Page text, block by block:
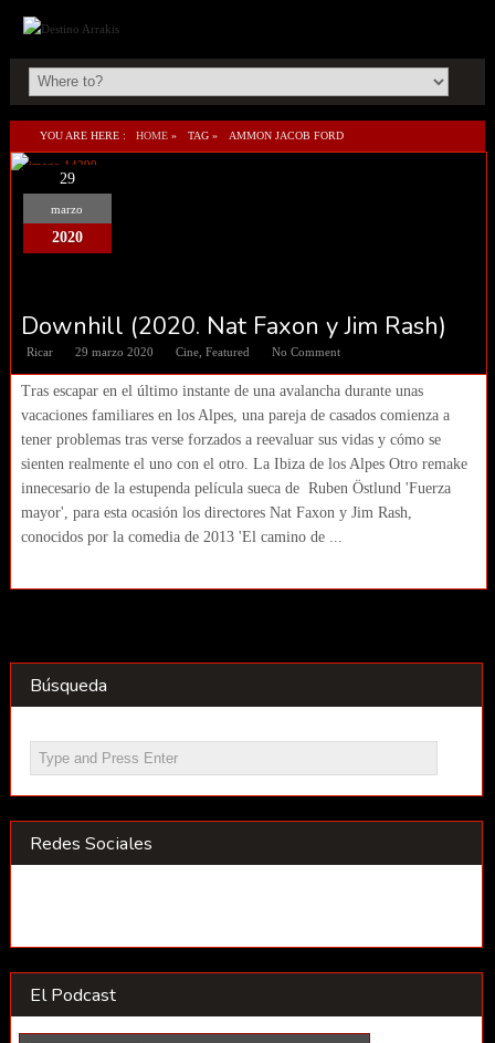
YOU ARE HERE : HOME » TAG » AMMON JACOB FORD
29
marzo
2020
Downhill (2020. Nat Faxon y Jim Rash)
Ricar 29 marzo 2020 Cine, Featured No Comment
Tras escapar en el último instante de una avalancha durante unas
vacaciones familiares en los Alpes, una pareja de casados comienza a
tener problemas tras verse forzados a reevaluar sus vidas y cómo se
sienten realmente el uno con el otro. La Ibiza de los Alpes Otro remake
innecesario de la estupenda película sueca de Ruben Östlund 'Fuerza
mayor', para esta ocasión los directores Nat Faxon y Jim Rash,
conocidos por la comedia de 2013 'El camino de ...
Búsqueda
Redes Sociales
El Podcast